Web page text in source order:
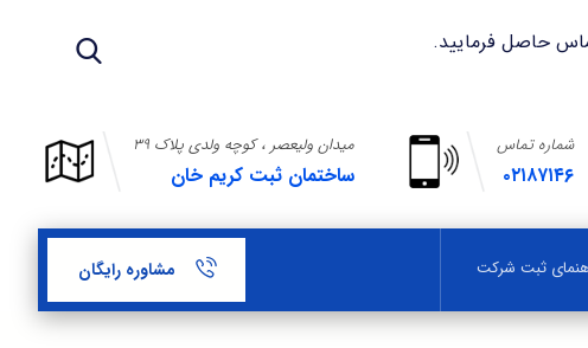
میدان ولیعصر ، کوچه ولدی پلاک ۳۹
ساختمان ثبت کریم خان
شماره تماس
۰۲۱۸۷۱۴۶
ثبت شرکت مشاوره رایگان